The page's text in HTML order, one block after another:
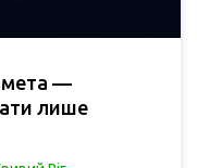
мета —
лише